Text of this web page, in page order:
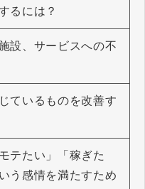
るには？
設、サービスへの不
ているものを改善す
テたい」「稼ぎた
う感情を満たすため